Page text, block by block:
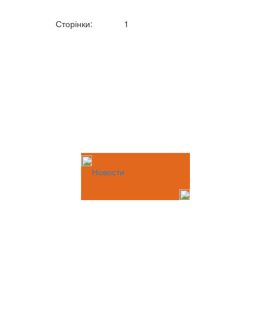
Сторінки: 1
Новости